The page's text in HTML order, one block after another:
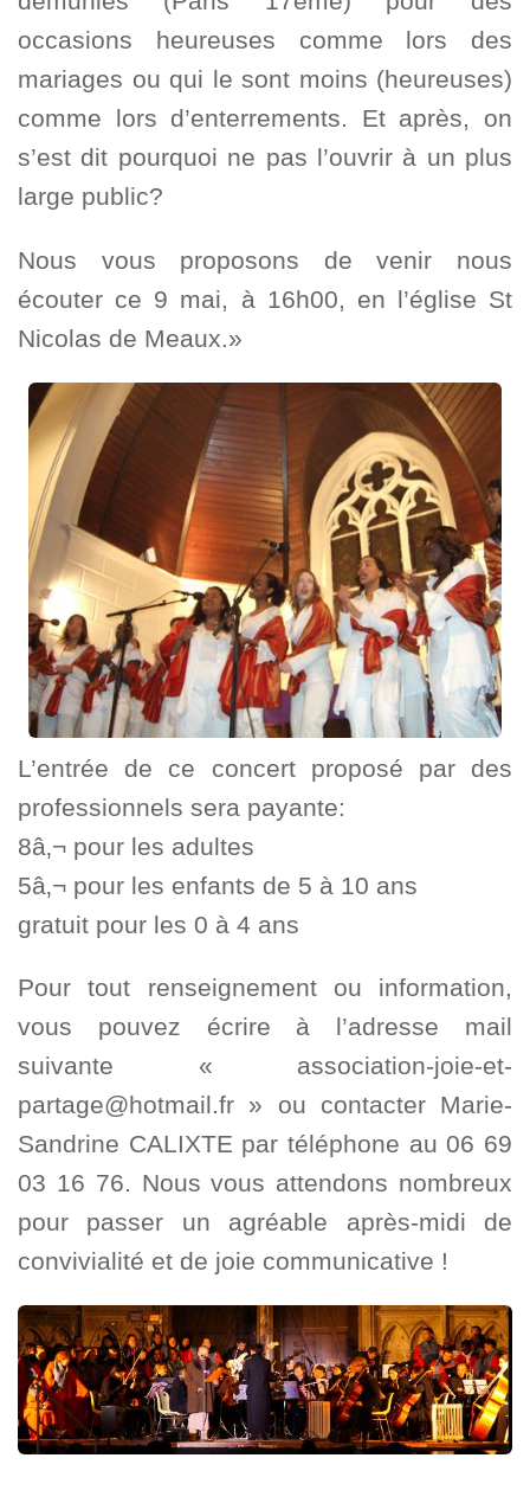
occasions heureuses comme lors des
mariages ou qui le sont moins (heureuses)
comme lors d’enterrements. Et après, on
s’est dit pourquoi ne pas l’ouvrir à un plus
large public?
Nous vous proposons de venir nous
écouter ce 9 mai, à 16h00, en l’église St
Nicolas de Meaux.»
L’entrée de ce concert proposé par des
professionnels sera payante:
8â‚¬ pour les adultes
5â‚¬ pour les enfants de 5 à 10 ans
gratuit pour les 0 à 4 ans
Pour tout renseignement ou information,
vous pouvez écrire à l’adresse mail
suivante « association-joie-et-
partage@hotmail.fr » ou contacter Marie-
Sandrine CALIXTE par téléphone au 06 69
03 16 76. Nous vous attendons nombreux
pour passer un agréable après-midi de
convivialité et de joie communicative !